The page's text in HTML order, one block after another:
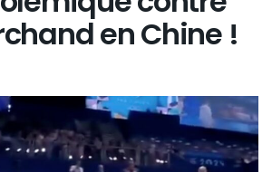
en Chine !